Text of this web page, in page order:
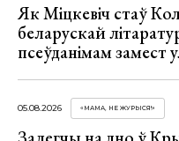
Як Міцкевіч стаў
беларускай
псеўданімам замест
05.08.2026 «МАМА, НЕ ЖУРЫСЯ!»